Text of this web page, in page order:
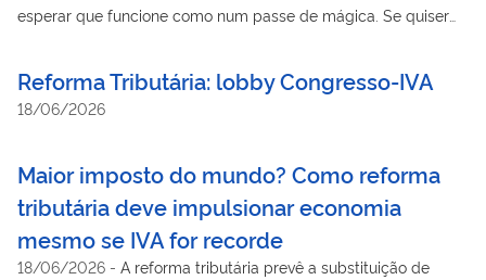
esperar que funcione como num passe de mágica. Se quiser
Reforma Tributária: lobby Congresso-IVA
18/06/2026
Maior imposto do mundo? Como reforma
tributária deve impulsionar economia
mesmo se IVA for recorde
18/06/2026 - A reforma tributária prevê a substituição de